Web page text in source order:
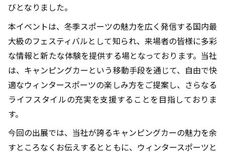
びとなりました。
本イベントは、冬季スポーツの魅力を広く発信する国内最
大級のフェスティバルとして知られ、来場者の皆様に多彩
な情報と新たな体験を提供する場となっております。当社
は、キャンピングカーという移動手段を通じて、自由で快
適なウィンタースポーツの楽しみ方をご提案し、さらなる
ライフスタイルの充実を支援することを目指しておりま
す。
今回の出展では、当社が誇るキャンピングカーの魅力を余
すところなくお伝えするとともに、ウィンタースポーツと